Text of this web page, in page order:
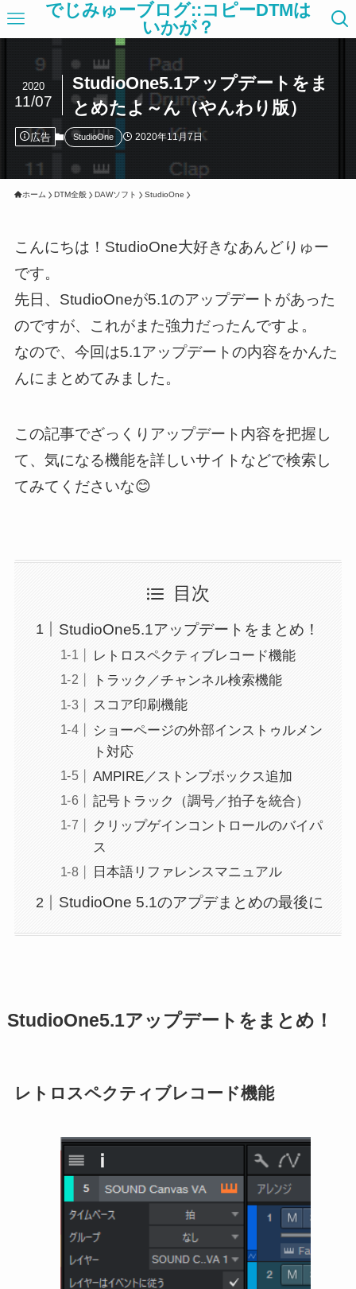
でじみゅーブログ::コピーDTMは
いかが？
StudioOne5.1アップデートをま
とめたよ～ん（やんわり版）
2020
11/07
広告 StudioOne 2020年11月7日
ホーム DTM全般 DAWソフト StudioOne
こんにちは！StudioOne大好きなあんどりゅー
です。
先日、StudioOneが5.1のアップデートがあった
のですが、これがまた強力だったんですよ。
なので、今回は5.1アップデートの内容をかんた
んにまとめてみました。
この記事でざっくりアップデート内容を把握し
て、気になる機能を詳しいサイトなどで検索し
てみてくださいな😊
目次
StudioOne5.1アップデートをまとめ！
レトロスペクティブレコード機能
トラック／チャンネル検索機能
スコア印刷機能
ショーページの外部インストゥルメン
ト対応
AMPIRE／ストンプボックス追加
記号トラック（調号／拍子を統合）
クリップゲインコントロールのバイパ
ス
日本語リファレンスマニュアル
StudioOne 5.1のアプデまとめの最後に
StudioOne5.1アップデートをまとめ！
レトロスペクティブレコード機能